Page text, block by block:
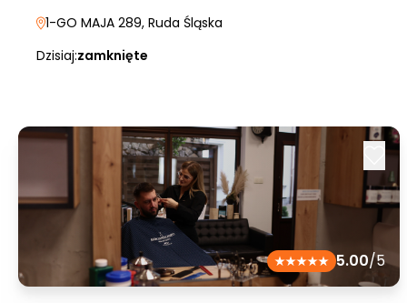
1-GO MAJA 289, Ruda Śląska
Dzisiaj:zamknięte
5.00/5